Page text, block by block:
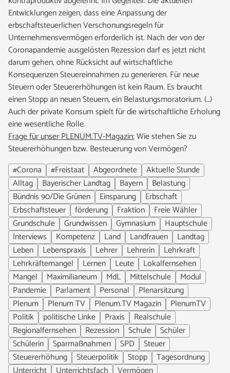
Entwicklungen zeigen, dass eine Anpassung der
erbschaftsteuerlichen Verschonungsregeln für
Unternehmensvermögen erforderlich ist. Nach der von der
Coronapandemie ausgelösten Rezession darf es jetzt nicht
darum gehen, ohne Rücksicht auf wirtschaftliche
Konsequenzen Steuereinnahmen zu generieren. Für neue
Steuern oder Steuererhöhungen ist kein Raum. Es braucht
einen Stopp an neuen Steuern, ein Belastungsmoratorium. (…)
Auch der private Konsum spielt für die wirtschaftliche Erholung
eine wesentliche Rolle.
Frage für unser PLENUM.TV-Magazin:Wie stehen Sie zu
Steuererhöhungen bzw. Besteuerung von Vermögen?
#Corona
#Freistaat Abgeordnete
Aktuelle Stunde
Alltag
Bayerischer Landtag Bayern
Belastung
Bündnis 90/Die Grünen
Einsparung
Erbschaft
Erbschaftsteuer
förderung Fraktion
Freie Wähler
Grundschule
Grundwissen Gymnasium
Hauptschule
Interviews
Kompetenz Land Landfrauen
Landtag
Leben
Lebenspraxis Lehrer Lehrerin
Lehrkraft
Lehrkräftemangel
Lernen Leute
Lokalfernsehen
Mangel
Maximilianeum MdL Mittelschule
Modul
Pandemie
Parlament Personal
Plenarsitzung
Plenum
Plenum TV Plenum.TV Magazin
PlenumTV
Politik
politische Linke Praxis
Realschule
Regionalfernsehen
Rezession Schule
Schüler
Schülerin
Sparmaßnahmen SPD
Steuer
Steuererhöhung
Steuerpolitik Stopp
Tagesordnung